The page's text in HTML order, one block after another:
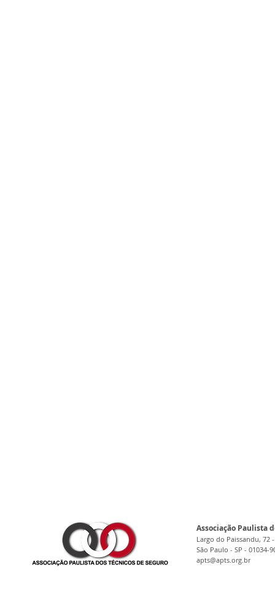
Associação Paulista
Largo do Paissandu, 72
São Paulo - SP - 01034-
apts@apts.org.br